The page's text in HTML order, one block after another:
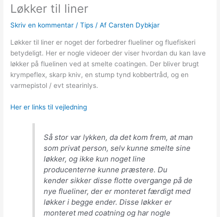
Løkker til liner
Skriv en kommentar /Tips / AfCarsten Dybkjar
Løkker til liner er noget der forbedrer flueliner og fluefiskeri
betydeligt. Her er nogle videoer der viser hvordan du kan lave
løkker på fluelinen ved at smelte coatingen. Der bliver brugt
krympeflex, skarp kniv, en stump tynd kobbertråd, og en
varmepistol / evt stearinlys.
Her er links til vejledning
Så stor var lykken, da det kom frem, at man
som privat person, selv kunne smelte sine
løkker, og ikke kun noget line
producenterne kunne præstere. Du
kender sikker disse flotte overgange på de
nye flueliner, der er monteret færdigt med
løkker i begge ender. Disse løkker er
monteret med coatning og har nogle